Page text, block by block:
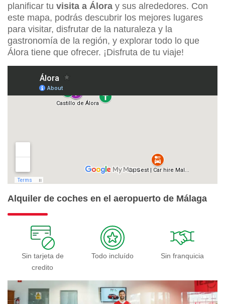
planificar tu visita a Álora y sus alrededores. Con
este mapa, podrás descubrir los mejores lugares
para visitar, disfrutar de la naturaleza y la
gastronomía de la región, y explorar todo lo que
Álora tiene que ofrecer. ¡Disfruta de tu viaje!
Alquiler de coches en el aeropuerto de Málaga
Sin tarjeta de
credito
Todo incluído Sin franquicia